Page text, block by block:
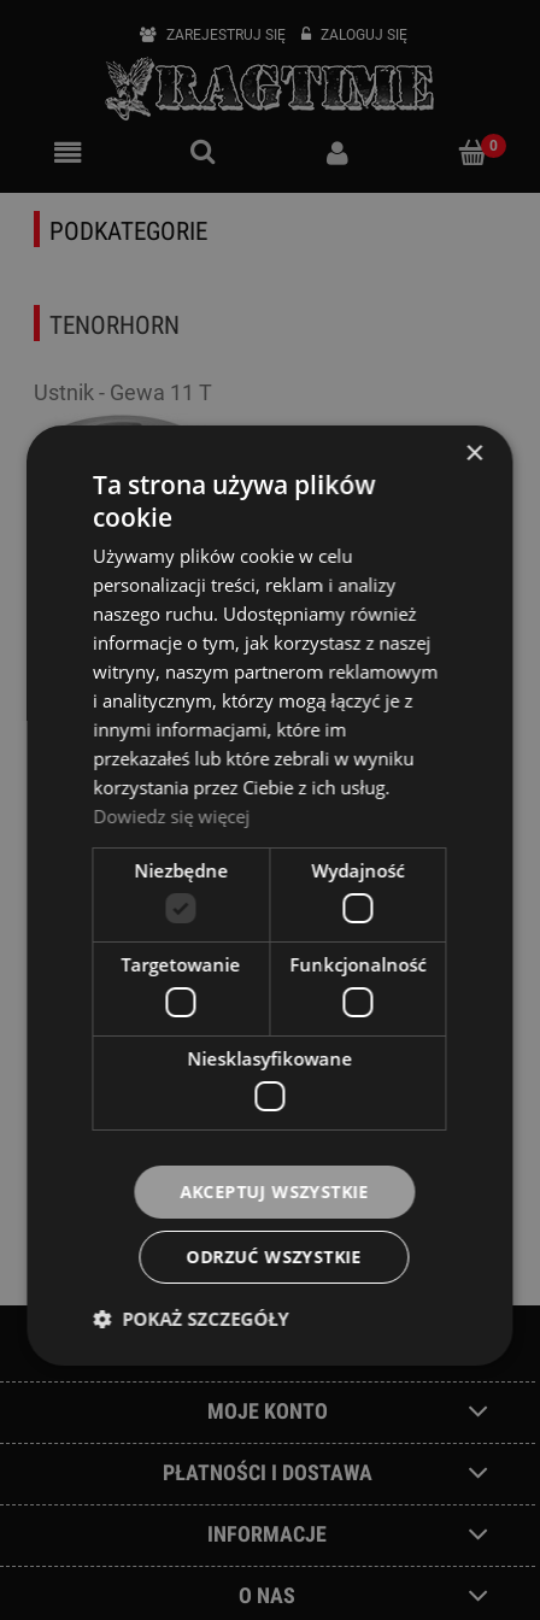
ZAREJESTRUJ SIĘ ZALOGUJ SIĘ
PODKATEGORIE
TENORHORN
Ustnik - Gewa 11 T
tymczasowo
niedostępny
POWIADOM O DOSTĘPNOŚCI
Ustnik - Gewa 12 T
Dostępność:
95,00 zł
POWIADOM O DOSTĘPNOŚCI
MOJE KONTO
PŁATNOŚCI I DOSTAWA
INFORMACJE
O NAS
×
Ta strona używa plików
cookie
Używamy plików cookie w celu
personalizacji treści, reklam i analizy
naszego ruchu. Udostępniamy również
informacje o tym, jak korzystasz z naszej
witryny, naszym partnerom reklamowym
i analitycznym, którzy mogą łączyć je z
innymi informacjami, które im
przekazałeś lub które zebrali w wyniku
korzystania przez Ciebie z ich usług.
Dowiedz się więcej
Niezbędne Wydajność
Targetowanie Funkcjonalność
Niesklasyfikowane
AKCEPTUJ WSZYSTKIE
ODRZUĆ WSZYSTKIE
POKAŻ SZCZEGÓŁY